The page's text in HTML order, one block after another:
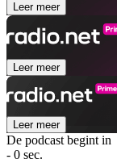
Leer meer
Leer meer
Leer meer
De podcast begint in
- 0 sec.